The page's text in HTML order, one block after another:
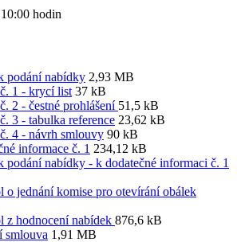
hodin
podání nabídky 2,93 MB
1 - krycí list 37 kB
2 - čestné prohlášení 51,5 kB
3 - tabulka reference 23,62 kB
4 - návrh smlouvy 90 kB
informace č. 1 234,12 kB
podání nabídky - k dodatečné informaci č. 1
o jednání komise pro otevírání obálek
z hodnocení nabídek 876,6 kB
smlouva 1,91 MB